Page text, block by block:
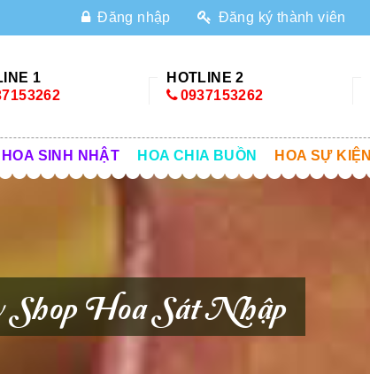
Đăng nhập Đăng ký thành viên
1
HOTLINE 2
0937153262
HOA SINH NHẬT HOA CHIA BUỒN HOA SỰ KIỆN
Shop Hoa Sát Nhập